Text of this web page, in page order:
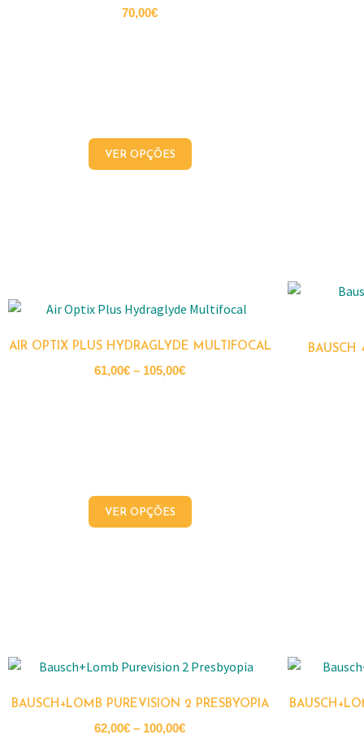
70,00€
VER OPÇÕES
AIR OPTIX PLUS HYDRAGLYDE MULTIFOCAL
61,00€ – 105,00€
VER OPÇÕES
BAUSCH
BAUSCH+LOMB PUREVISION 2 PRESBYOPIA
62,00€ – 100,00€